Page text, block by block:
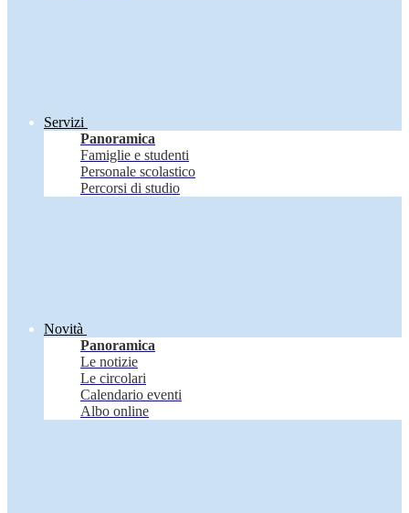
Servizi
Panoramica
Famiglie e studenti
Personale scolastico
Percorsi di studio
Novità
Panoramica
Le notizie
Le circolari
Calendario eventi
Albo online